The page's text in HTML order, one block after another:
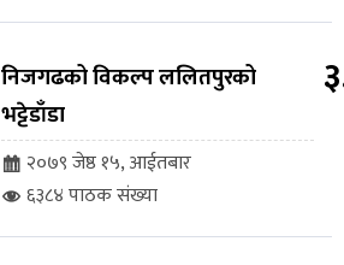
निजगढको विकल्प ललितपुरको
भट्टेडाँडा
२०७९ जेष्ठ १५, आईतबार
६३८४ पाठक संख्या